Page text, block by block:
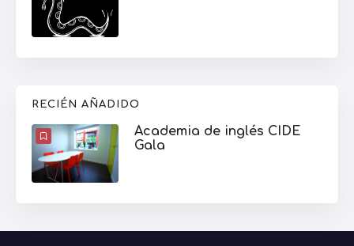
RECIÉN AÑADIDO
Academia de inglés CIDE
Gala